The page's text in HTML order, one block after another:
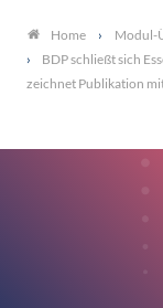
Home
Modul-
BDP schließt sich
zeichnet Publikation